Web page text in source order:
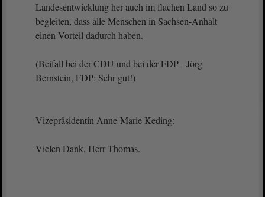
Landesentwicklung her auch im flachen Land so zu
begleiten, dass alle Menschen in Sachsen-Anhalt
einen Vorteil dadurch haben.
(Beifall bei der CDU und bei der FDP - Jörg
Bernstein, FDP: Sehr gut!)
Vizepräsidentin Anne-Marie Keding:
Vielen Dank, Herr Thomas.